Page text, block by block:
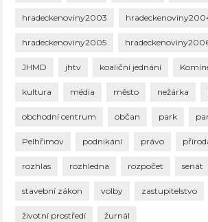
hradeckenoviny2003
hradeckenoviny2005
JHMD jhtv koaliční jednání
kultura média město nežárka
obchodní centrum občan park
Pelhřimov podnikání právo
rozhlas rozhledna rozpočet senát
stavební zákon volby zastupitelstvo
životní prostředí žurnál